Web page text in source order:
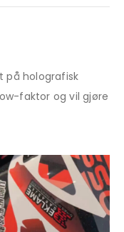
på holografisk
faktor og vil gjøre